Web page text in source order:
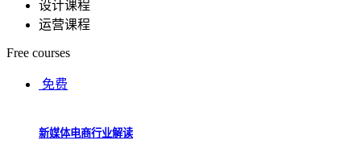
设计课程
运营课程
Free courses
免费
新媒体电商行业解读